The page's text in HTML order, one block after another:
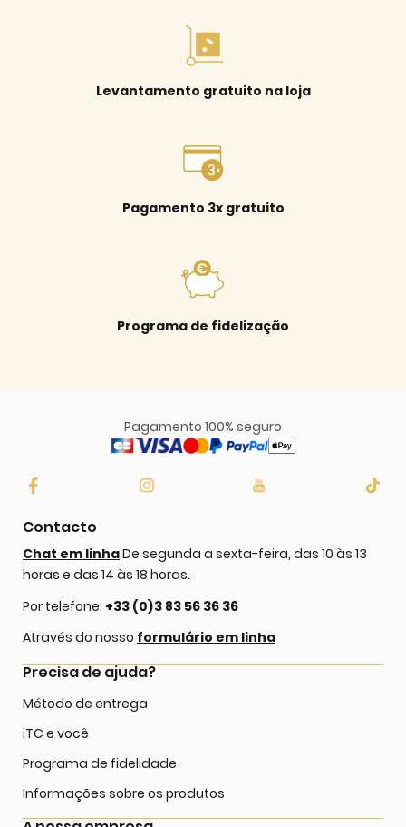
Levantamento gratuito na loja
Pagamento 3x gratuito
Programa de fidelização
Pagamento 100% seguro
Contacto
Chat em linhaDe segunda a sexta-feira, das 10 às 13
horas e das 14 às 18 horas.
Por telefone: +33 (0)3 83 56 36 36
Através do nosso formulário em linha
Precisa de ajuda?
Método de entrega
iTC e você
Programa de fidelidade
Informações sobre os produtos